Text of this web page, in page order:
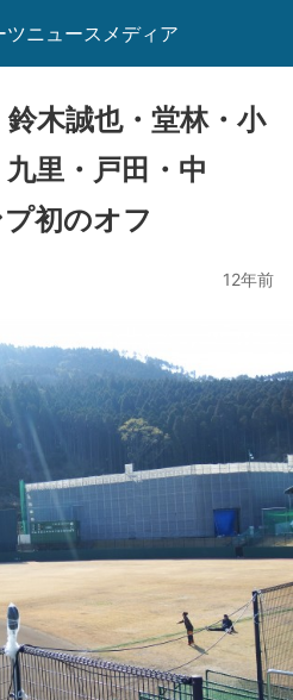
ツニュースメディア
木誠也・堂林・小
里・戸田・中
初のオフ
12年前